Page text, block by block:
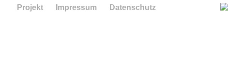
Projekt Impressum Datenschutz